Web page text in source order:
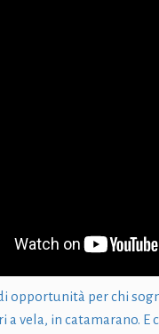
opportunità per chi
a vela, in catamarano. E